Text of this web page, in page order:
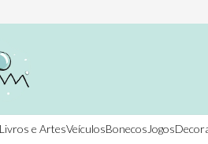
e ArtesVeículosBonecos Jogos